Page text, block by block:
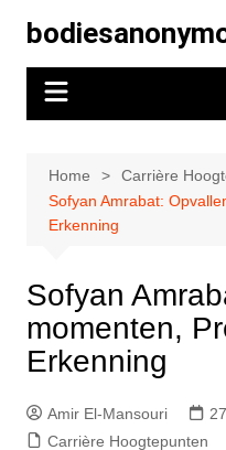
content
Home
Carrière
Sofyan Amrabat:
Erkenning
Sofyan
momenten,
Erkenning
Amir El-Mansouri
Carrière Hoogtepunten